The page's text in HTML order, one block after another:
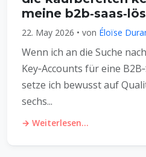
meine
22. May 2026 • von Éloïse
Wenn ich an die Suche
Key‑Accounts für eine
setze ich bewusst auf
sechs...
→ Weiterlesen...